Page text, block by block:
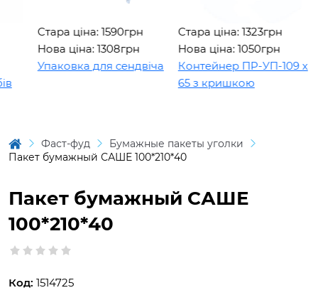
Стара ціна: 1590грн
Нова ціна: 1308грн
Упаковка для сендвіча
Стара ціна: 1323грн
Нова ціна: 1050грн
Контейнер ПР-УП-109 х
65 з кришкою
Фаст-фуд
Бумажные пакеты уголки
Пакет бумажный САШЕ 100*210*40
Пакет бумажный САШЕ
100*210*40
Код: 1514725